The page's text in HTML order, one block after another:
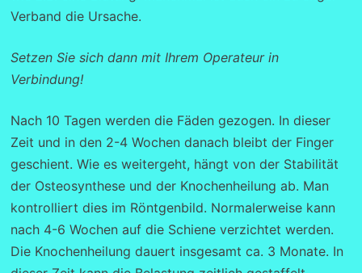
Verband die Ursache.
Setzen Sie sich dann mit Ihrem Operateur in
Verbindung!
Nach 10 Tagen werden die Fäden gezogen. In dieser
Zeit und in den 2-4 Wochen danach bleibt der Finger
geschient. Wie es weitergeht, hängt von der Stabilität
der Osteosynthese und der Knochenheilung ab. Man
kontrolliert dies im Röntgenbild. Normalerweise kann
nach 4-6 Wochen auf die Schiene verzichtet werden.
Die Knochenheilung dauert insgesamt ca. 3 Monate. In